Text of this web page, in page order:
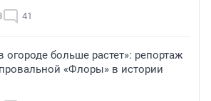
41
огороде больше растет»: репортаж
«Флоры» в истории